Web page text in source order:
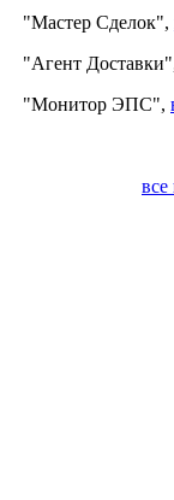
"Мастер Сделок",
"Агент
"Монитор ЭПС",
все